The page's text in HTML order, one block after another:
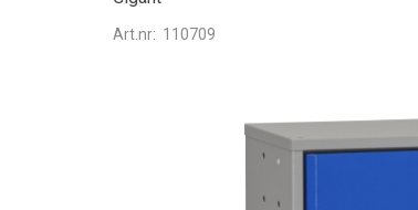
Art.nr: 110709